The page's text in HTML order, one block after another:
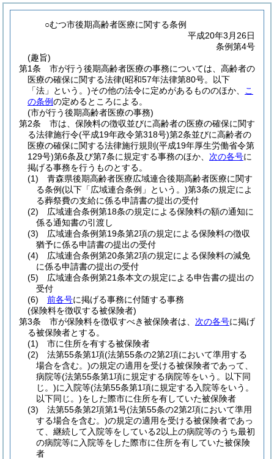
○むつ市後期高齢者医療に関する条例
平成20年3月26日
条例第4号
(趣旨)
第1条
市が行う後期高齢者医療の事務については、高齢者の
医療の確保に関する法律(昭和57年法律第80号。以下
「法」という。)その他の法令に定めがあるもののほか、
こ
の条例の定めるところによる。
(市が行う後期高齢者医療の事務)
第2条
市は、保険料の徴収並びに高齢者の医療の確保に関す
る法律施行令(平成19年政令第318号)第2条並びに高齢者の
医療の確保に関する法律施行規則 (平成19年厚生労働省令第
129号)第6条及び第7条に規定する事務のほか、 次の各号に
掲げる事務を行うものとする。
(1)
青森県後期高齢者医療広域連合後期高齢者医療に関す
る条例(以下「広域連合条例」という。)第3条の規定によ
る葬祭費の支給に係る申請書の提出の受付
(2)
広域連合条例第18条の規定による保険料の額の通知に
係る通知書の引渡し
(3)
広域連合条例第19条第2項の規定による保険料の徴収
猶予に係る申請書の提出の受付
(4)
広域連合条例第20条第2項の規定による保険料の減免
に係る申請書の提出の受付
(5)
広域連合条例第21条本文の規定による申告書の提出の
受付
(6)
前各号に掲げる事務に付随する事務
(保険料を徴収する被保険者)
第3条
市が保険料を徴収すべき被保険者は、 次の各号に掲げ
る被保険者とする。
(1)
市に住所を有する被保険者
(2)
法第55条第1項(法第55条の2第2項において準用する
場合を含む。)の規定の適用を受ける被保険者であって、
病院等(法第55条第1項に規定する病院等をいう。以下同
じ。)に入院等(法第55条第1項に規定する入院等をいう。
以下同じ。)をした際市に住所を有していた被保険者
(3)
法第55条第2項第1号(法第55条の2第2項において準用
する場合を含む。)の規定の適用を受ける被保険者であっ
て、継続して入院等をしている2以上の病院等のうち最初
の病院等に入院等をした際市に住所を有していた被保険
者